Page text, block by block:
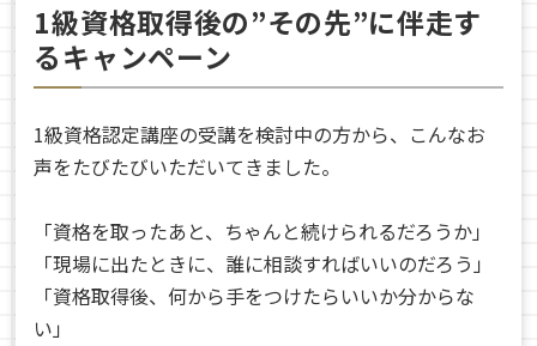
1級資格取得後の”その先”に伴走す
るキャンペーン
1級資格認定講座の受講を検討中の方から、こんなお
声をたびたびいただいてきました。
「資格を取ったあと、ちゃんと続けられるだろうか」
「現場に出たときに、誰に相談すればいいのだろう」
「資格取得後、何から手をつけたらいいか分からな
い」